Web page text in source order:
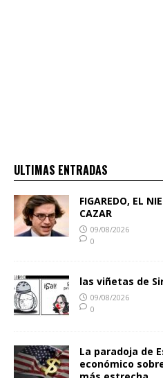
ULTIMAS ENTRADAS
FIGAREDO, EL
CAZAR
09/08/2026
0
las viñetas de
09/08/2026
0
La paradoja de
económico